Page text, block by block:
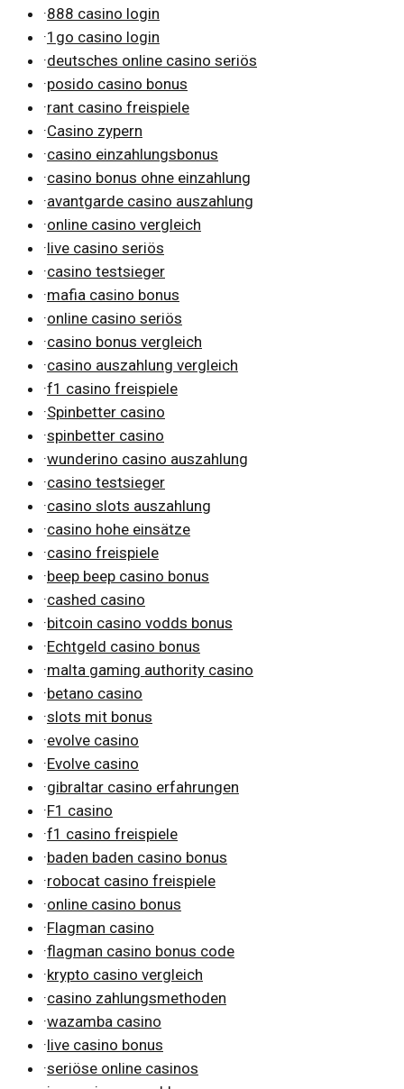
·888 casino login
·1go casino login
·deutsches online casino seriös
·posido casino bonus
·rant casino freispiele
·Casino zypern
·casino einzahlungsbonus
·casino bonus ohne einzahlung
·avantgarde casino auszahlung
·online casino vergleich
·live casino seriös
·casino testsieger
·mafia casino bonus
·online casino seriös
·casino bonus vergleich
·casino auszahlung vergleich
·f1 casino freispiele
·Spinbetter casino
·spinbetter casino
·wunderino casino auszahlung
·casino testsieger
·casino slots auszahlung
·casino hohe einsätze
·casino freispiele
·beep beep casino bonus
·cashed casino
·bitcoin casino vodds bonus
·Echtgeld casino bonus
·malta gaming authority casino
·betano casino
·slots mit bonus
·evolve casino
·Evolve casino
·gibraltar casino erfahrungen
·F1 casino
·f1 casino freispiele
·baden baden casino bonus
·robocat casino freispiele
·online casino bonus
·Flagman casino
·flagman casino bonus code
·krypto casino vergleich
·casino zahlungsmethoden
·wazamba casino
·live casino bonus
·seriöse online casinos